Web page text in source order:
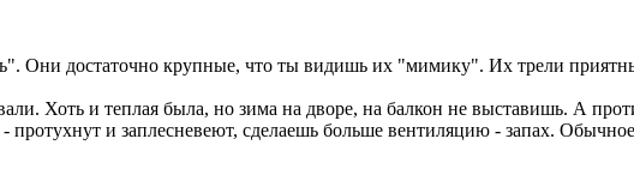
Они достаточно крупные, что ты видишь их "мимику". Их трели
Хоть и теплая была, но зима на дворе, на балкон не выставишь. А
и заплесневеют, сделаешь больше вентиляцию - запах. Обычное